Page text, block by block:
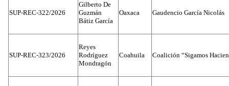
SUP-REC-322/2026
Gilberto De
Guzmán
Bátiz García
Oaxaca Gaudencio García Nicolás
SUP-REC-323/2026
Reyes
Rodríguez
Mondragón
Coahuila Coalición “Sigamos